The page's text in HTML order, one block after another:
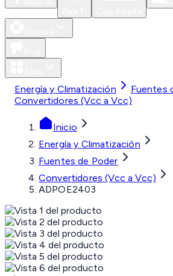
Energía y Climatización
Fuentes
Convertidores (Vcc a Vcc)
Inicio
Energía y Climatización
Fuentes de Poder
Convertidores (Vcc a Vcc)
ADPOE2403